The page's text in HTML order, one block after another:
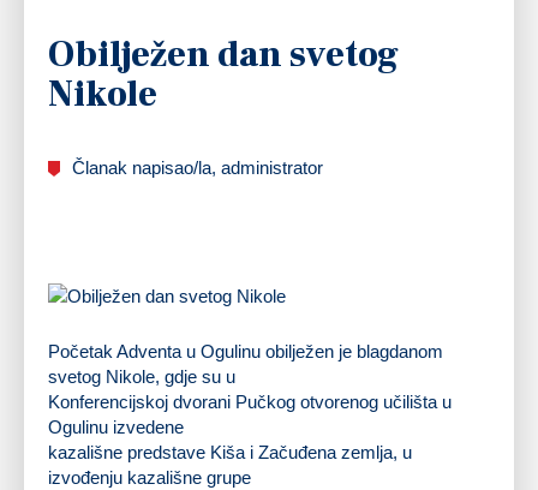
Obilježen dan svetog
Nikole
Članak napisao/la, administrator
Početak Adventa u Ogulinu obilježen je blagdanom
svetog Nikole, gdje su u
Konferencijskoj dvorani Pučkog otvorenog učilišta u
Ogulinu izvedene
kazališne predstave Kiša i Začuđena zemlja, u
izvođenju kazališne grupe